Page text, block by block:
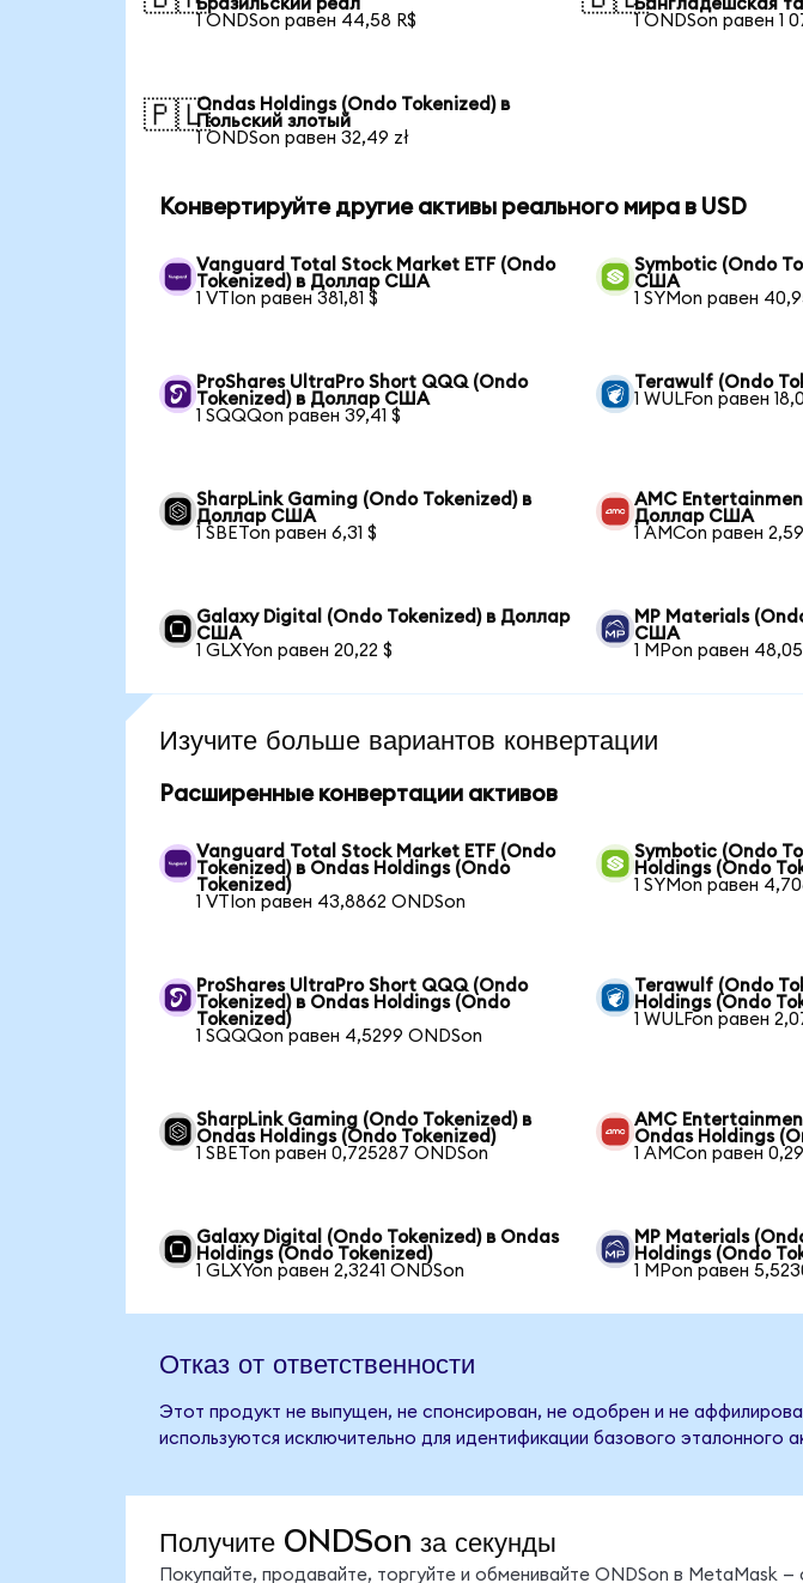
Бразильский реал
1 ONDSon равен 44,58 R$
Бангладешская
1 ONDSon равен 1
🇵🇱Ondas Holdings (Ondo Tokenized) в
Польский злотый
1 ONDSon равен 32,49 zł
Конвертируйте другие активы реального мира в USD
Vanguard Total Stock Market ETF (Ondo
Tokenized) в Доллар США
1 VTIon равен 381,81 $
Symbotic (Ondo
США
1 SYMon равен
ProShares UltraPro Short QQQ (Ondo
Tokenized) в Доллар США
1 SQQQon равен 39,41 $
Terawulf (Ondo
1 WULFon равен
SharpLink Gaming (Ondo Tokenized) в
Доллар США
1 SBETon равен 6,31 $
AMC
Доллар США
1 AMCon равен
Galaxy Digital (Ondo Tokenized) в Доллар
США
1 GLXYon равен 20,22 $
MP Materials
США
1 MPon равен
Изучите больше вариантов конвертации
Расширенные конвертации активов
Vanguard Total Stock Market ETF (Ondo
Tokenized) в Ondas Holdings (Ondo
Tokenized)
1 VTIon равен 43,8862 ONDSon
Symbotic (Ondo
Holdings (Ondo
1 SYMon равен
ProShares UltraPro Short QQQ (Ondo
Tokenized) в Ondas Holdings (Ondo
Tokenized)
1 SQQQon равен 4,5299 ONDSon
Terawulf (Ondo
Holdings (Ondo
1 WULFon равен
SharpLink Gaming (Ondo Tokenized) в
Ondas Holdings (Ondo Tokenized)
1 SBETon равен 0,725287 ONDSon
AMC
Ondas Holdings
1 AMCon равен
Galaxy Digital (Ondo Tokenized) в Ondas
Holdings (Ondo Tokenized)
1 GLXYon равен 2,3241 ONDSon
MP Materials
Holdings (Ondo
1 MPon равен
Отказ от ответственности
Этот продукт не выпущен, не спонсирован, не одобрен и не
используются исключительно для идентификации базового эталонного
Получите ONDSon за секунды
Покупайте, продавайте, торгуйте и обменивайте ONDSon в MetaMask